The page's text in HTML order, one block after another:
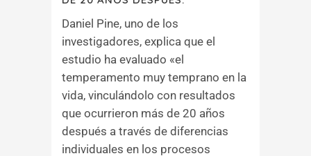
Daniel Pine, uno de los
investigadores, explica que el
estudio ha evaluado «el
temperamento muy temprano en la
vida, vinculándolo con resultados
que ocurrieron más de 20 años
después a través de diferencias
individuales en los procesos